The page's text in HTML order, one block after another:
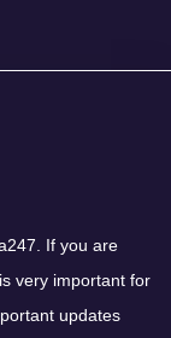
If you are
very important for
updates